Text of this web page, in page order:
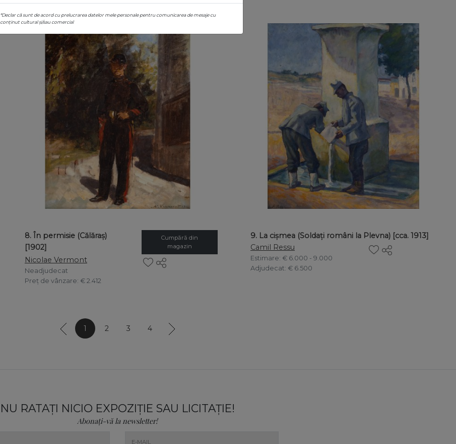
8. În permisie (Călăraș)
[1902]
Cumpără din
magazin
Nicolae Vermont
Neadjudecat
Preț de vânzare: € 2.412
9. La cișmea (Soldați români la Plevna) [cca. 1913]
Camil Ressu
Estimare: € 6.000 - 9.000
Adjudecat: € 6.500
1 2 3 4
NU RATAȚI NICIO EXPOZIȚIE SAU LICITAȚIE!
Abonați-vă la newsletter!
*Declar că sunt de acord cu prelucrarea datelor mele personale pentru comunicarea de mesaje cu
conținut cultural și/sau comercial